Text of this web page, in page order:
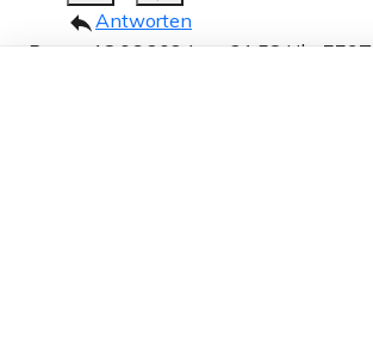
Antworten
Roman18.06.2024 um 21:58 Uhr779T